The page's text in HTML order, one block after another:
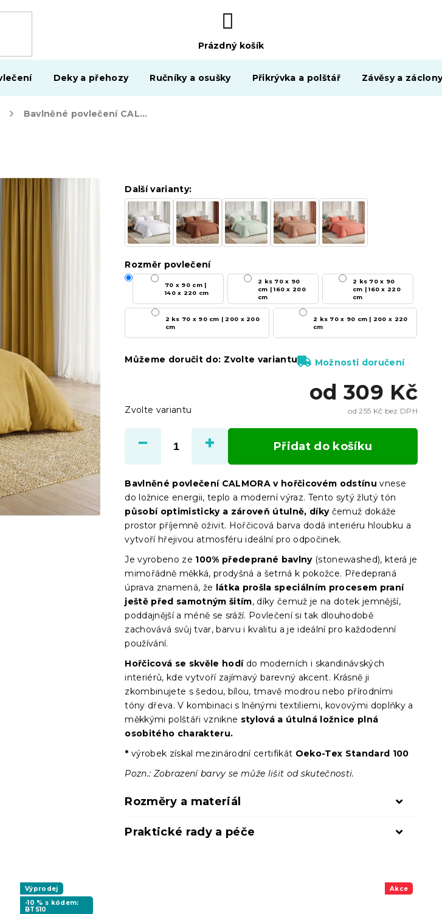
NÁKUPNÍ
KOŠÍK
Prázdný košík
Deky a přehozy Ručníky a osušky Přikrývka a polštář Závěsy a
Bavlněné povlečení CALMORA hořčicové
od 309 Kč
od255 Kč bez DPH
cena:
Zvolte variantu
Další varianty:
Rozměr povlečení
70 x 90 cm |
140 x 220 cm
2 ks 70 x 90
cm | 160 x 200
cm
2 ks 70 x 90
cm | 160 x 220
cm
2 ks 70 x 90 cm | 200 x 200
cm
2 ks 70 x 90 cm | 200 x 220
cm
Můžeme doručit do: Zvolte variantu Možnosti doručení
Přidat do košíku
Bavlněné povlečení CALMORA v hořčicovém odstínuvnese
do ložnice energii, teplo a moderní výraz. Tento sytý žlutý tón
působí optimisticky a zároveň útulně, díky čemuž dokáže
prostor příjemně oživit. Hořčicová barva dodá interiéru hloubku a
vytvoří hřejivou atmosféru ideální pro odpočinek.
Je vyrobeno ze 100% předeprané bavlny(stonewashed), která je
mimořádně měkká, prodyšná a šetrná k pokožce. Předepraná
úprava znamená, že látka prošla speciálním procesem praní
ještě před samotným šitím, díky čemuž je na dotek jemnější,
poddajnější a méně se sráží. Povlečení si tak dlouhodobě
zachovává svůj tvar, barvu i kvalitu a je ideální pro každodenní
používání.
Hořčicová se skvěle hodído moderních i skandinávských
interiérů, kde vytvoří zajímavý barevný akcent. Krásně ji
zkombinujete s šedou, bílou, tmavě modrou nebo přírodními
tóny dřeva. V kombinaci s lněnými textiliemi, kovovými doplňky a
měkkými polštáři vznikne stylová a útulná ložnice plná
osobitého charakteru.
*výrobek získal mezinárodní certifikát Oeko-Tex Standard 100
Pozn.: Zobrazení barvy se může lišit od skutečnosti.
Rozměry a materiál
Praktické rady a péče
Výprodej
-10 % s kódem:
BTS10
Akce